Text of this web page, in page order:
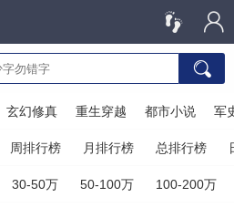
玄幻修真 重生穿越 都市小说 军
周排行榜 月排行榜 总排行榜
30-50万 50-100万 100-200万